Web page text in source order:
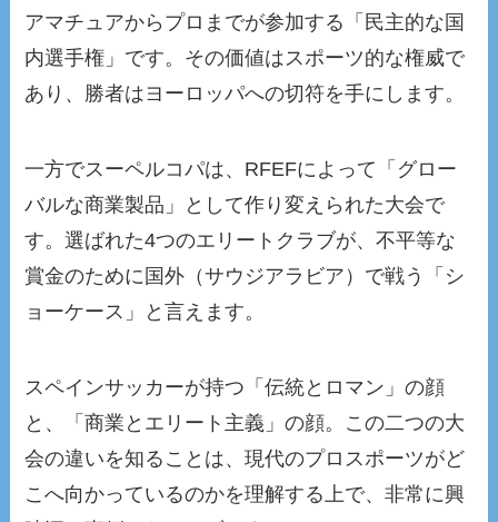
アマチュアからプロまでが参加する「民主的な国
内選手権」です。その価値はスポーツ的な権威で
あり、勝者はヨーロッパへの切符を手にします。
一方でスーペルコパは、RFEFによって「グロー
バルな商業製品」として作り変えられた大会で
す。選ばれた4つのエリートクラブが、不平等な
賞金のために国外（サウジアラビア）で戦う「シ
ョーケース」と言えます。
スペインサッカーが持つ「伝統とロマン」の顔
と、「商業とエリート主義」の顔。この二つの大
会の違いを知ることは、現代のプロスポーツがど
こへ向かっているのかを理解する上で、非常に興